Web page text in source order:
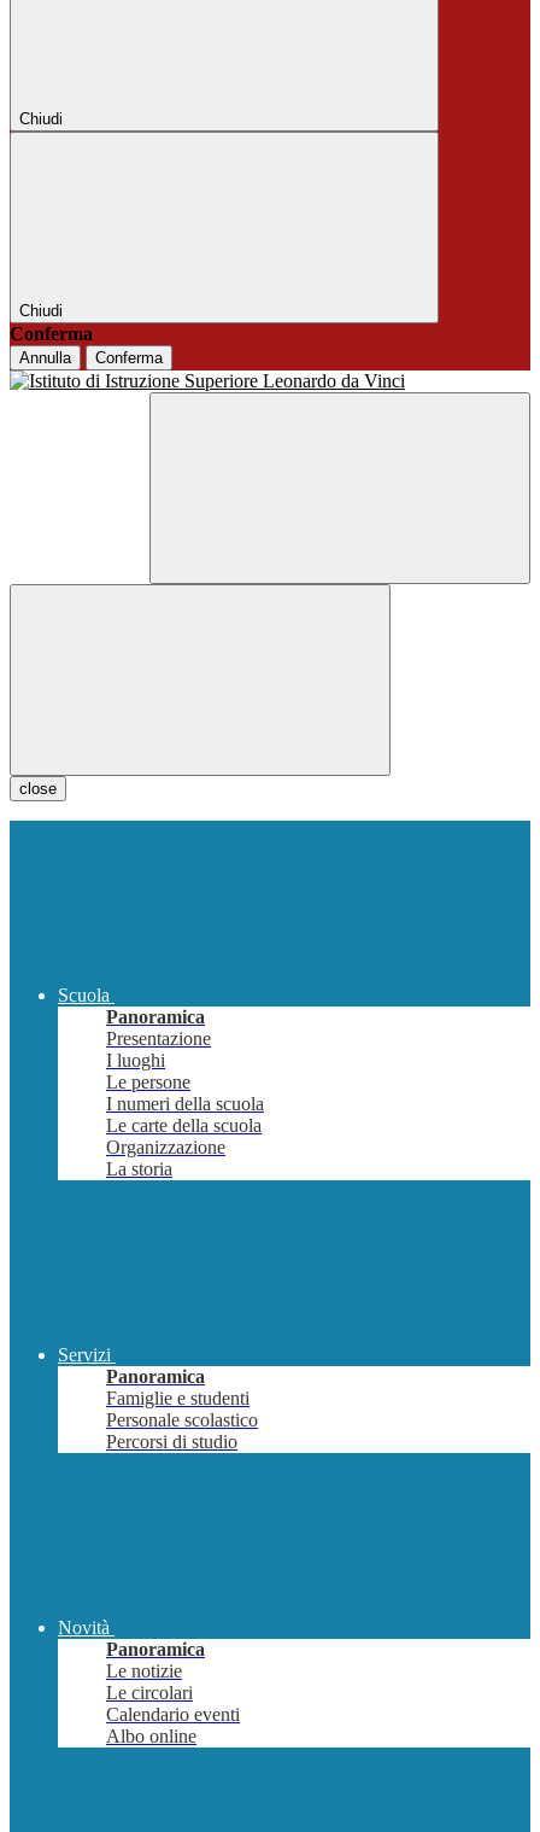
Chiudi
Chiudi
Conferma
Annulla Conferma
close
Scuola
Panoramica
Presentazione
I luoghi
Le persone
I numeri della scuola
Le carte della scuola
Organizzazione
La storia
Servizi
Panoramica
Famiglie e studenti
Personale scolastico
Percorsi di studio
Novità
Panoramica
Le notizie
Le circolari
Calendario eventi
Albo online